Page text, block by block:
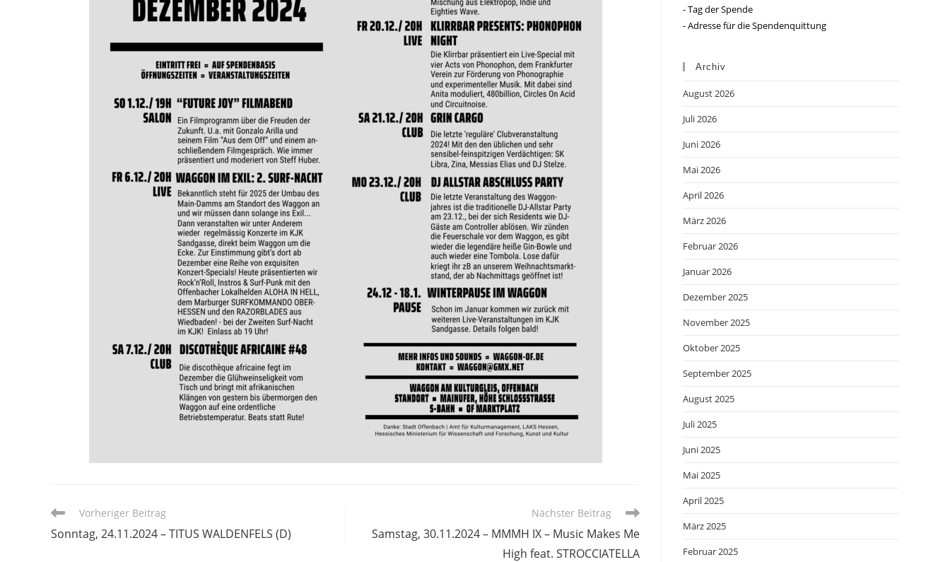
Weitere
ansehen
Vorheriger Beitrag
Sonntag, 24.11.2024 – TITUS WALDENFELS (D)
Nächster Beitrag
Samstag, 30.11.2024 – MMMH IX – Music Makes Me
High feat. STROCCIATELLA
- Tag der Spende
- Adresse für die Spendenquittung
Archiv
August 2026
Juli 2026
Juni 2026
Mai 2026
April 2026
März 2026
Februar 2026
Januar 2026
Dezember 2025
November 2025
Oktober 2025
September 2025
August 2025
Juli 2025
Juni 2025
Mai 2025
April 2025
März 2025
Februar 2025